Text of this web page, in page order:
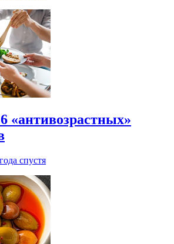
«антивозрастных»
спустя